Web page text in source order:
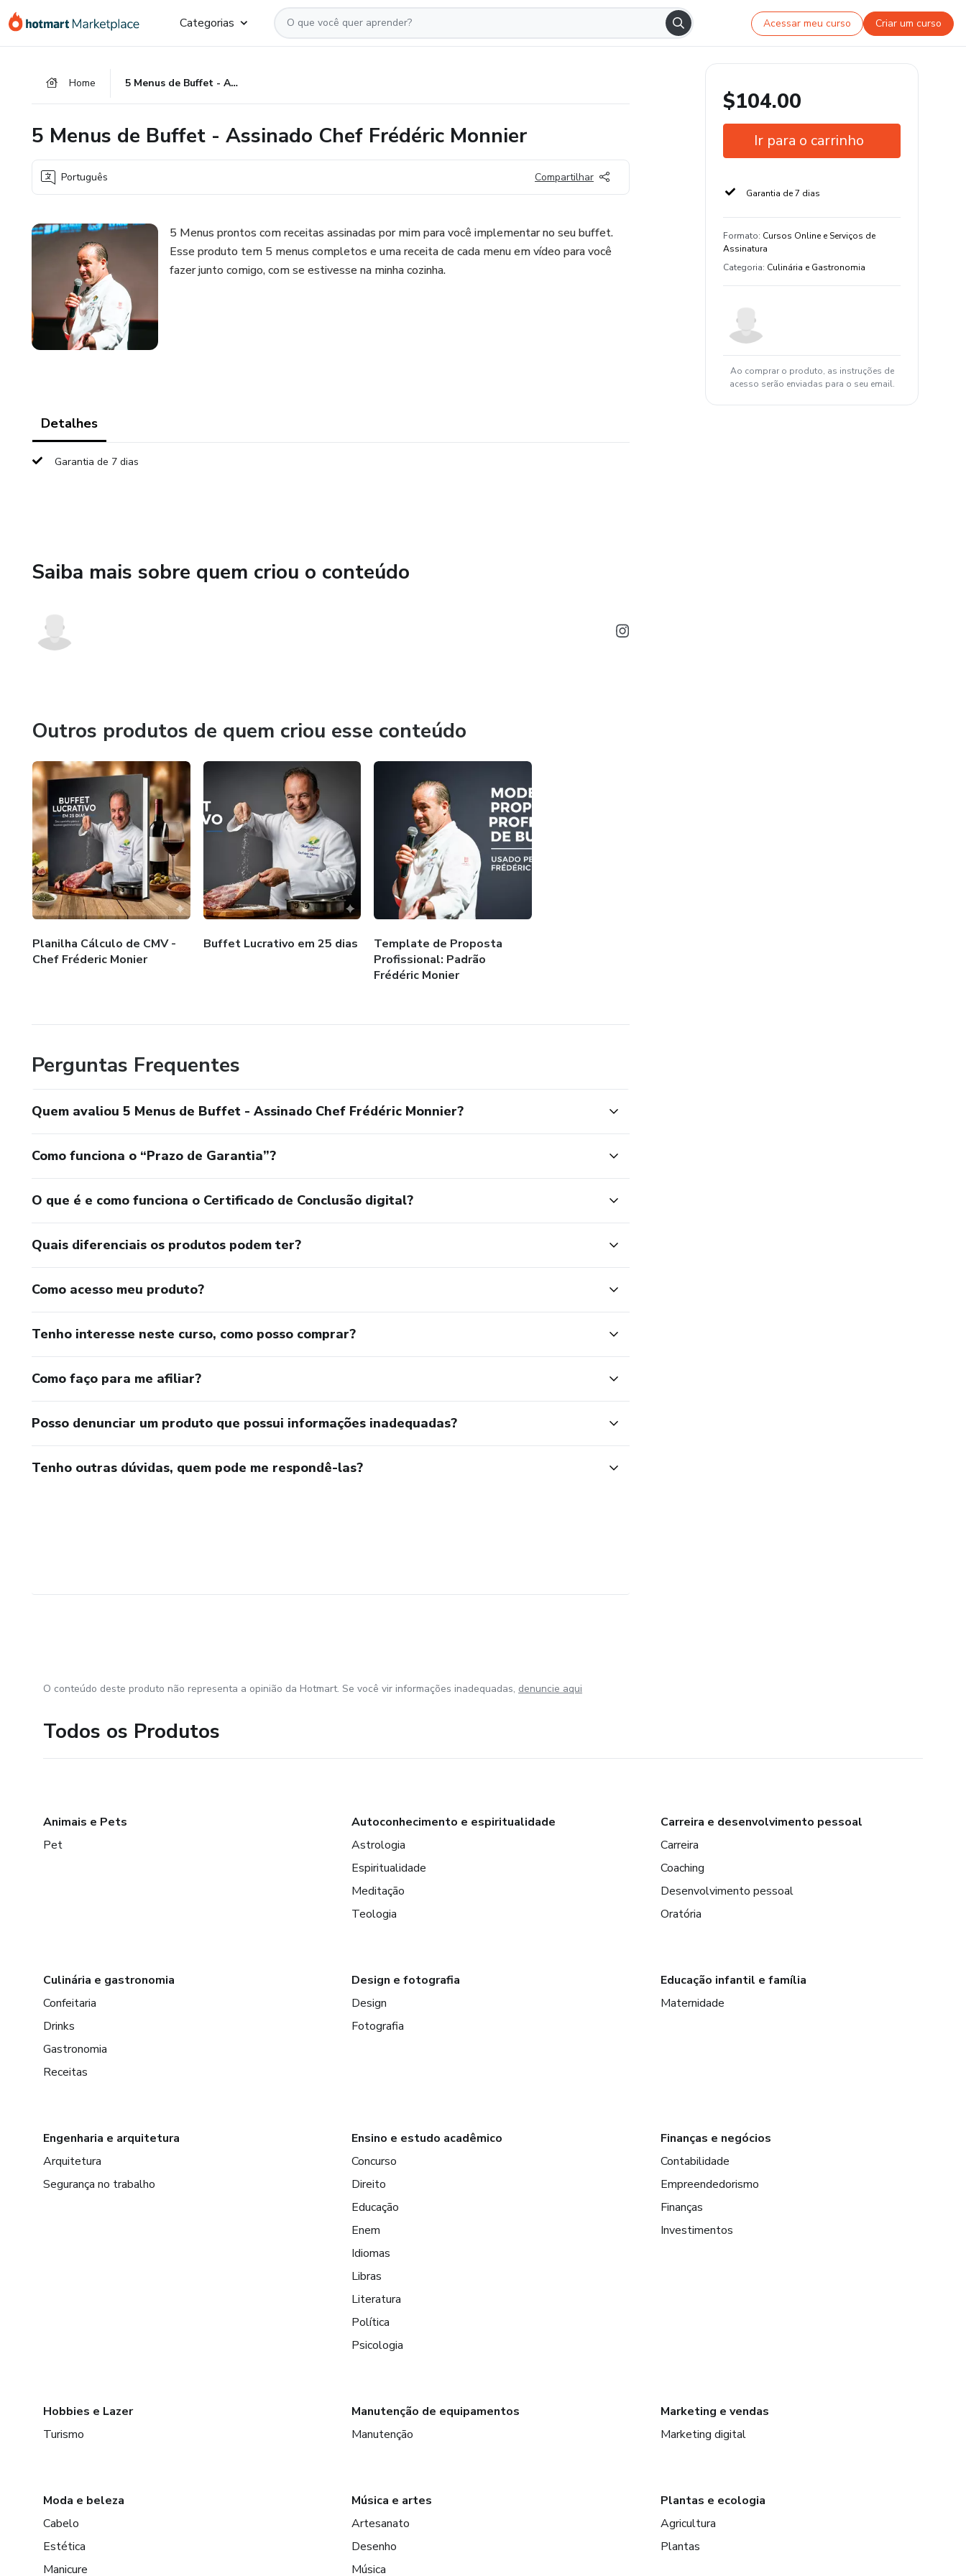
para
para
para
Categorias Acessar meu curso Criar um curso
Home 5 Menus de Buffet - Assinado Chef Frédéric Monnier
5 Menus de Buffet - Assinado Chef Frédéric Monnier
Português Compartilhar
5 Menus prontos com receitas assinadas por mim para você implementar no seu buffet.
Esse produto tem 5 menus completos e uma receita de cada menu em vídeo para você
fazer junto comigo, com se estivesse na minha cozinha.
Detalhes
Garantia de 7 dias
Saiba mais sobre quem criou o conteúdo
Outros produtos de quem criou esse conteúdo
Planilha Cálculo de CMV -
Chef Fréderic Monier
Buffet Lucrativo em 25 dias
Template de Proposta
Profissional: Padrão
Frédéric Monier
Perguntas Frequentes
Quem avaliou 5 Menus de Buffet - Assinado Chef Frédéric Monnier?
Como funciona o “Prazo de Garantia”?
O que é e como funciona o Certificado de Conclusão digital?
Quais diferenciais os produtos podem ter?
Como acesso meu produto?
Tenho interesse neste curso, como posso comprar?
Como faço para me afiliar?
Posso denunciar um produto que possui informações inadequadas?
Tenho outras dúvidas, quem pode me respondê-las?
$104.00
Ir para o carrinho
Garantia de 7 dias
Formato: Cursos Online e Serviços de
Assinatura
Categoria: Culinária e Gastronomia
Ao comprar o produto, as instruções de
acesso serão enviadas para o seu email.
O conteúdo deste produto não representa a opinião da Hotmart. Se você vir informações inadequadas, denuncie aqui
Todos os Produtos
Animais e Pets
Pet
Autoconhecimento e espiritualidade
Astrologia
Espiritualidade
Meditação
Teologia
Carreira e desenvolvimento pessoal
Carreira
Coaching
Desenvolvimento pessoal
Oratória
Culinária e gastronomia
Confeitaria
Drinks
Gastronomia
Receitas
Design e fotografia
Design
Fotografia
Educação infantil e família
Maternidade
Engenharia e arquitetura
Arquitetura
Segurança no trabalho
Ensino e estudo acadêmico
Concurso
Direito
Educação
Enem
Idiomas
Libras
Literatura
Política
Psicologia
Finanças e negócios
Contabilidade
Empreendedorismo
Finanças
Investimentos
Hobbies e Lazer
Turismo
Manutenção de equipamentos
Manutenção
Marketing e vendas
Marketing digital
Moda e beleza
Cabelo
Estética
Manicure
Música e artes
Artesanato
Desenho
Música
Plantas e ecologia
Agricultura
Plantas